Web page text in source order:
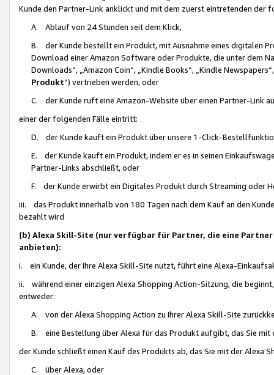
Kunde den Partner-Link anklickt und mit dem zuerst eintretenden der
A. Ablauf von 24 Stunden seit dem Klick,
B. der Kunde bestellt ein Produkt, mit Ausnahme eines digitalen
Download einer Amazon Software oder Produkte, die unter dem
Downloads“, „Amazon Coin“, „Kindle Books“, „Kindle
Produkt“) vertrieben werden, oder
C. der Kunde ruft eine Amazon-Website über einen Partner-Link
einer der folgenden Fälle eintritt:
D. der Kunde kauft ein Produkt über unsere 1-Click-
E. der Kunde kauft ein Produkt, indem er es in seinen
Partner-Links abschließt, oder
F. der Kunde erwirbt ein Digitales Produkt durch Streaming oder
iii. das Produkt innerhalb von 180 Tagen nach dem Kauf an den
bezahlt wird
(b) Alexa Skill-Site (nur verfügbar für Partner, die eine
anbieten):
i. ein Kunde, der Ihre Alexa Skill-Site nutzt, führt eine Alexa-
ii. während einer einzigen Alexa Shopping Action-Sitzung, die
entweder:
A. von der Alexa Shopping Action zu Ihrer Alexa Skill-Site
B. eine Bestellung über Alexa für das Produkt aufgibt, das Sie mit
der Kunde schließt einen Kauf des Produkts ab, das Sie mit der Alexa
C. über Alexa, oder